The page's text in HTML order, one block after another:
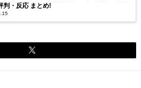
判・反応 まとめ!